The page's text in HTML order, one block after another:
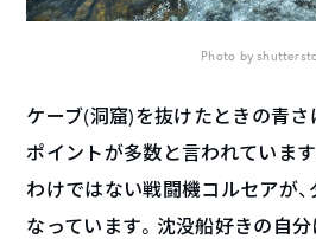
Photo by
ケーブ(洞窟)を抜けたときの青さ
ポイントが多数と言われていま
わけではない戦闘機コルセアが
なっています。沈没船好きの自